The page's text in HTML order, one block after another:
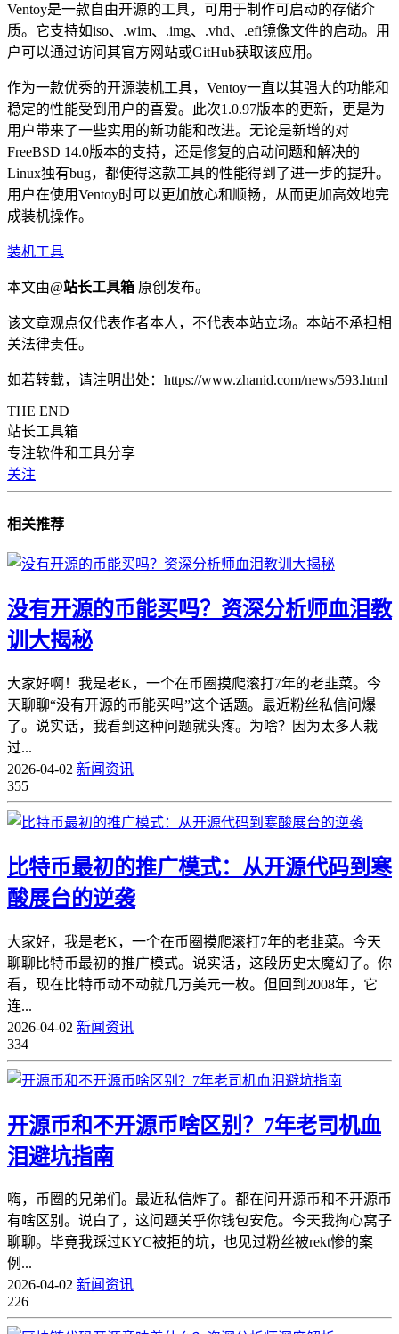
Ventoy是一款自由开源的工具，可用于制作可启动的存储介
质。它支持如iso、.wim、.img、.vhd、.efi镜像文件的启动。用
户可以通过访问其官方网站或GitHub获取该应用。
作为一款优秀的开源装机工具，Ventoy一直以其强大的功能和
稳定的性能受到用户的喜爱。此次1.0.97版本的更新，更是为
用户带来了一些实用的新功能和改进。无论是新增的对
FreeBSD 14.0版本的支持，还是修复的启动问题和解决的
Linux独有bug，都使得这款工具的性能得到了进一步的提升。
用户在使用Ventoy时可以更加放心和顺畅，从而更加高效地完
成装机操作。
装机工具
本文由@站长工具箱 原创发布。
该文章观点仅代表作者本人，不代表本站立场。本站不承担相
关法律责任。
如若转载，请注明出处：https://www.zhanid.com/news/593.html
THE END
站长工具箱
专注软件和工具分享
关注
相关推荐
没有开源的币能买吗？资深分析师血泪教
训大揭秘
大家好啊！我是老K，一个在币圈摸爬滚打7年的老韭菜。今
天聊聊“没有开源的币能买吗”这个话题。最近粉丝私信问爆
了。说实话，我看到这种问题就头疼。为啥？因为太多人栽
过...
2026-04-02 新闻资讯
355
比特币最初的推广模式：从开源代码到寒
酸展台的逆袭
大家好，我是老K，一个在币圈摸爬滚打7年的老韭菜。今天
聊聊比特币最初的推广模式。说实话，这段历史太魔幻了。你
看，现在比特币动不动就几万美元一枚。但回到2008年，它
连...
2026-04-02 新闻资讯
334
开源币和不开源币啥区别？7年老司机血
泪避坑指南
嗨，币圈的兄弟们。最近私信炸了。都在问开源币和不开源币
有啥区别。说白了，这问题关乎你钱包安危。今天我掏心窝子
聊聊。毕竟我踩过KYC被拒的坑，也见过粉丝被rekt惨的案
例...
2026-04-02 新闻资讯
226